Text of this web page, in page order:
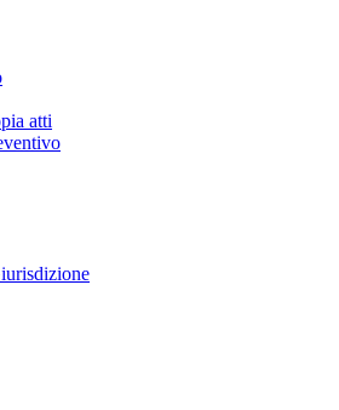
menù di secondo livello
di secondo livello
atti
menù di secondo livello